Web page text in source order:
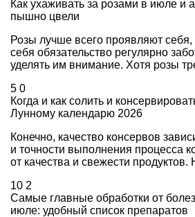
Как ухаживать за розами в июле и
пышно цвели
Розы лучше всего проявляют себя,
себя обязательство регулярно
уделять им внимание. Хотя розы
5 0
Когда и как солить и
Лунному календарю 2026
Конечно, качество консервов
и точности выполнения процесса
от качества и свежести
10 2
Самые главные обработки от
июле: удобный список препаратов